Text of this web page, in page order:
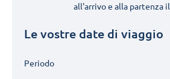
all'arrivo e alla partenza il
Le vostre date di viaggio
Periodo